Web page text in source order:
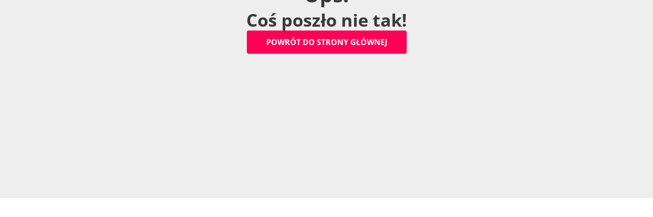
Coś poszło nie tak!
POWRÓT DO STRONY GŁÓWNEJ